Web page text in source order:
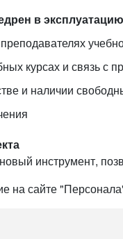
в
курсах и связь с
и наличии
инструмент,
на сайте